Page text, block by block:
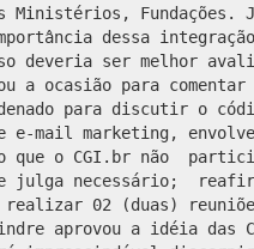
Ministérios, Fundações.
dessa
deveria ser melhor
a ocasião para comentar
para discutir o
e-mail marketing,
que o CGI.br não
julga necessário;
realizar 02 (duas)
aprovou a idéia das